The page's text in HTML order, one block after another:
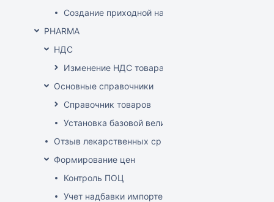
Создание приходной накладной на основании
PHARMA
НДС
Изменение НДС товара
Основные справочники
Справочник товаров
Установка базовой величины
Отзыв лекарственных средств из продажи
Формирование цен
Контроль ПОЦ
Учет надбавки импортера в расценке (по